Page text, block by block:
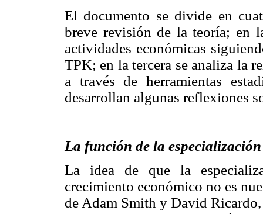
El documento se divide en
breve revisión de la teoría; en
actividades económicas
TPK; en la tercera se analiza la
a través de herramientas
desarrollan algunas reflexiones
La función de la especialización
La idea de que la
crecimiento económico no es
de Adam Smith y David